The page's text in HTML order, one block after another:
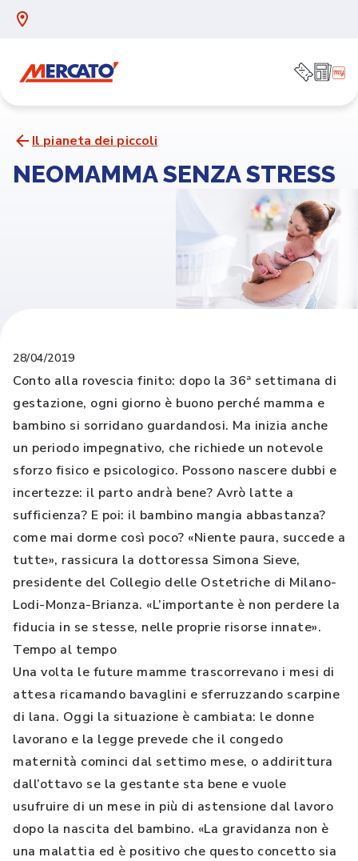
Il pianeta dei piccoli
NEOMAMMA SENZA STRESS
28/04/2019
Conto alla rovescia finito: dopo la 36ª settimana di
gestazione, ogni giorno è buono perché mamma e
bambino si sorridano guardandosi. Ma inizia anche
un periodo impegnativo, che richiede un notevole
sforzo fisico e psicologico. Possono nascere dubbi e
incertezze: il parto andrà bene? Avrò latte a
sufficienza? E poi: il bambino mangia abbastanza?
come mai dorme così poco? «Niente paura, succede a
tutte», rassicura la dottoressa Simona Sieve,
presidente del Collegio delle Ostetriche di Milano-
Lodi-Monza-Brianza. «L’importante è non perdere la
fiducia in se stesse, nelle proprie risorse innate».
Tempo al tempo
Una volta le future mamme trascorrevano i mesi di
attesa ricamando bavaglini e sferruzzando scarpine
di lana. Oggi la situazione è cambiata: le donne
lavorano e la legge prevede che il congedo
maternità cominci dal settimo mese, o addirittura
dall’ottavo se la gestante sta bene e vuole
usufruire di un mese in più di astensione dal lavoro
dopo la nascita del bambino. «La gravidanza non è
una malattia ed è positivo che questo concetto sia